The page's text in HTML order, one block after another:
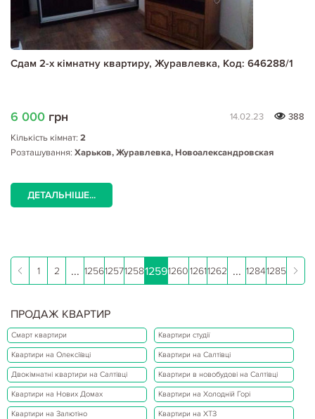
Сдам 2-х кімнатну квартиру, Журавлевка, Код: 646288/1
6 000 грн 14.02.23
388
Кількість кімнат: 2
Розташування: Харьков, Журавлевка, Новоалександровская
ДЕТАЛЬНІШЕ...
1 2 ... 1256125712581259126012611262 ... 12841285
ПРОДАЖ КВАРТИР
Смарт квартири Квартири студії
Квартири на Олексіївці Квартири на Салтівці
Двокімнатні квартири на Салтівці Квартири в новобудові на Салтівці
Квартири на Нових Домах Квартири на Холодній Горі
Квартири на Залютіно Квартири на ХТЗ